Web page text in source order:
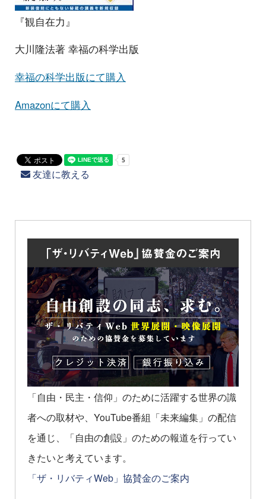
『観自在力』
大川隆法著 幸福の科学出版
幸福の科学出版にて購入
Amazonにて購入
友達に教える
「自由・民主・信仰」のために活躍する世界の識
者への取材や、YouTube番組「未来編集」の配信
を通じ、「自由の創設」のための報道を行ってい
きたいと考えています。
「ザ・リバティWeb」協賛金のご案内